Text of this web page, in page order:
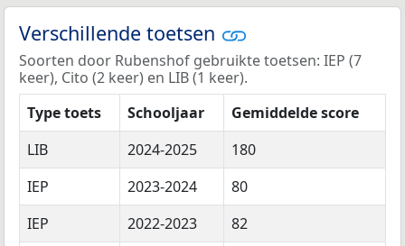
Verschillende toetsen
Soorten door Rubenshof gebruikte toetsen: IEP (7
keer), Cito (2 keer) en LIB (1 keer).
Type toets
Schooljaar
Gemiddelde score
LIB
2024-2025
180
IEP
2023-2024
80
IEP
2022-2023
82